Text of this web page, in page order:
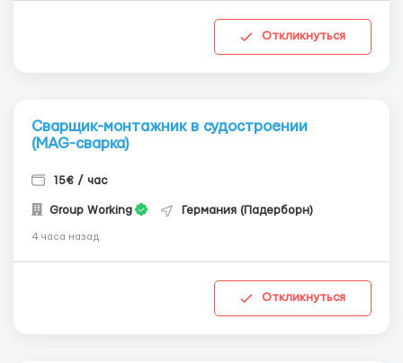
Откликнуться
Сварщик-монтажник в судостроении
(MAG-сварка)
15€ / час
Group Working Германия (Падерборн)
4 часа назад
Откликнуться